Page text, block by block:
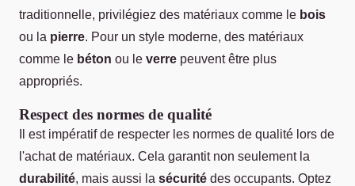
traditionnelle, privilégiez des matériaux comme le bois
ou la pierre. Pour un style moderne, des matériaux
comme le béton ou le verre peuvent être plus
appropriés.
Respect des normes de qualité
Il est impératif de respecter les normes de qualité lors de
l'achat de matériaux. Cela garantit non seulement la
durabilité, mais aussi la sécurité des occupants. Optez